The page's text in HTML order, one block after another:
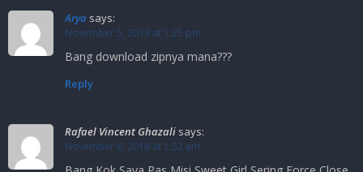
Arya says:
November 5, 2018 at 1:25 pm
Bang download zipnya mana???
Reply
Rafael Vincent Ghazali says:
November 6, 2018 at 1:52 am